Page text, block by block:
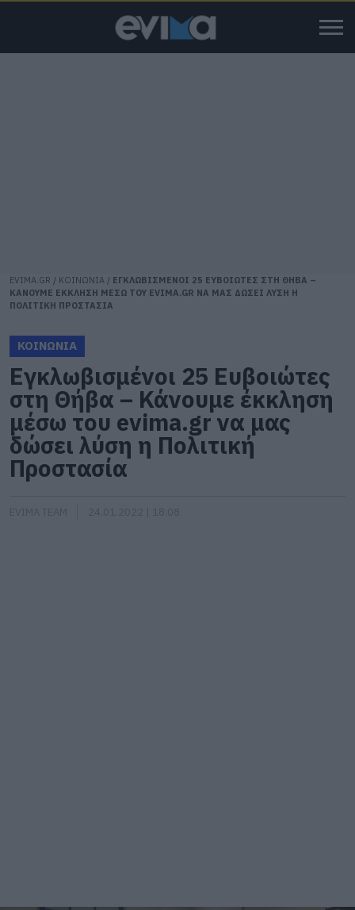
EVIMA.GR / ΚΟΙΝΩΝΙΑ / ΕΓΚΛΩΒΙΣΜΕΝΟΙ 25 ΕΥΒΟΙΩΤΕΣ ΣΤΗ ΘΗΒΑ –
ΚΑΝΟΥΜΕ ΕΚΚΛΗΣΗ ΜΕΣΩ ΤΟΥ EVIMA.GR ΝΑ ΜΑΣ ΔΩΣΕΙ ΛΥΣΗ Η
ΠΟΛΙΤΙΚΗ ΠΡΟΣΤΑΣΙΑ
ΚΟΙΝΩΝΙΑ
Εγκλωβισμένοι 25 Ευβοιώτες
στη Θήβα – Κάνουμε έκκληση
μέσω του evima.gr να μας
δώσει λύση η Πολιτική
Προστασία